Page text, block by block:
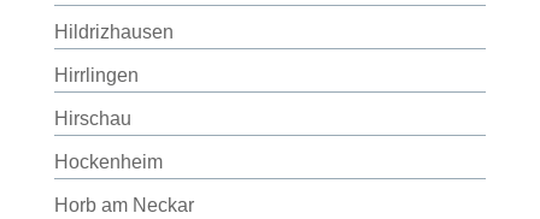
Hildrizhausen
Hirrlingen
Hirschau
Hockenheim
Horb am Neckar